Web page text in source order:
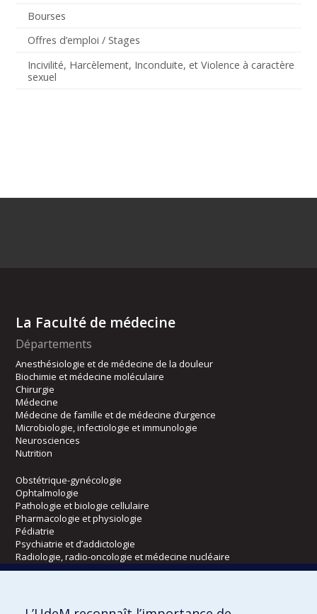
Bourses
Offres d’emploi / Stages
Incivilité, Harcèlement, Inconduite, et Violence à caractère
sexuel
La Faculté de médecine
Départements
Anesthésiologie et de médecine de la douleur
Biochimie et médecine moléculaire
Chirurgie
Médecine
Médecine de famille et de médecine d’urgence
Microbiologie, infectiologie et immunologie
Neurosciences
Nutrition
Obstétrique-gynécologie
Ophtalmologie
Pathologie et biologie cellulaire
Pharmacologie et physiologie
Pédiatrie
Psychiatrie et d’addictologie
Radiologie, radio-oncologie et médecine nucléaire